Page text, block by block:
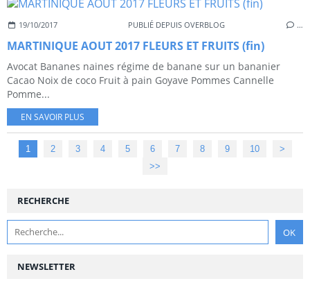
19/10/2017 PUBLIÉ DEPUIS OVERBLOG …
MARTINIQUE AOUT 2017 FLEURS ET FRUITS (fin)
Avocat Bananes naines régime de banane sur un bananier
Cacao Noix de coco Fruit à pain Goyave Pommes Cannelle
Pomme...
EN SAVOIR PLUS
1 2 3 4 5 6 7 8 9 10
>
>>
NEWSLETTER
RECHERCHE